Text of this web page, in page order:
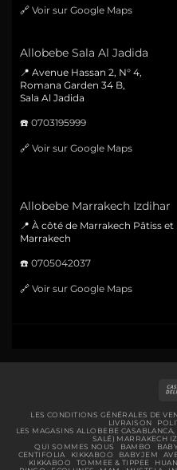
🔗 Voir sur Google Maps
Allobebe Sala Al Jadida
📍 Avenue Hassan 2, N° 4,
Romana Garden 34 B,
Sala Al Jadida
☎️ 0703195999
🔗 Voir sur Google Maps
Allobebe Marrakech Izdihar
📍 À côté de Marrakech Pâtiss et
Marrakech
☎️ 0705042037
🔗 Voir sur Google Maps
LES CONDITIONS GÉNÉRALES DE
LIVRAISON
LES MAGASINS ALLOBEBE
SALÉ) MARRAKECH
QUI SOMMES NOUS
BAMBO
CENTIFOLIA
KIKKABOO BABYJEM
KIKKABOO
TOMMEE & TIPPEE